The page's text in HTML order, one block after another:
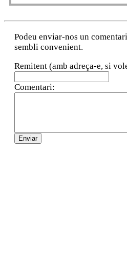
Podeu enviar-nos un
sembli convenient.
Remitent (amb adreça-e, si
Comentari: